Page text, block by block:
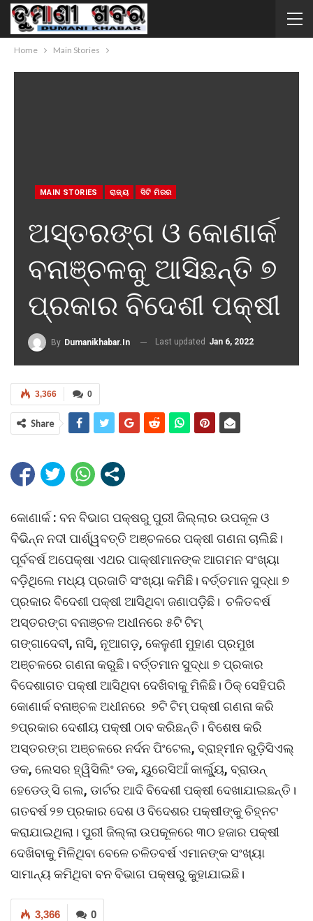
Home Main Stories
MAIN STORIES ରାଜ୍ୟ ସିଟି ମିରର
ଅସ୍ତରଙ୍ଗ ଓ କୋଣାର୍କ
ବନାଞ୍ଚଳକୁ ଆସିଛନ୍ତି ୭
ପ୍ରକାର ବିଦେଶୀ ପକ୍ଷୀ
By Dumanikhabar.in Last updated Jan 6, 2022
0
3,366
Share
କୋଣାର୍କ : ବନ ବିଭାଗ ପକ୍ଷରୁ ପୁରୀ ଜିଲ୍ଲାର ଉପକୂଳ ଓ
ବିଭିନ୍ନ ନଦୀ ପାର୍ଶ୍ୱବତ୍ତି ଅଞ୍ଚଳରେ ପକ୍ଷୀ ଗଣନା ଚାଲିଛି।
ପୂର୍ବବର୍ଷ ଅପେକ୍ଷା ଏଥର ପାକ୍ଷୀମାନଙ୍କ ଆଗମନ ସଂଖ୍ୟା
ବଡ଼ିଥିଲେ ମଧ୍ୟ ପ୍ରଜାତି ସଂଖ୍ୟା କମିଛି। ବର୍ତ୍ତମାନ ସୁଦ୍ଧା ୭
ପ୍ରକାର ବିଦେଶୀ ପକ୍ଷୀ ଆସିଥିବା ଜଣାପଡ଼ିଛି। ଚଳିତବର୍ଷ
ଅସ୍ତରଙ୍ଗ ବନାଞ୍ଚଳ ଅଧୀନରେ ୫ଟି ଟିମ୍‌
ଗଙ୍ଗାଦେବୀ, ନାସି, ନୂଆଗଡ଼, କେଳୁଣୀ ମୁହାଣ ପ୍ରମୁଖ
ଅଞ୍ଚଳରେ ଗଣନା କରୁଛି। ବର୍ତ୍ତମାନ ସୁଦ୍ଧା ୭ ପ୍ରକାର
ବିଦେଶାଗତ ପକ୍ଷୀ ଆସିଥିବା ଦେଖିବାକୁ ମିଳିଛି। ଠିକ୍‌ ସେହିପରି
କୋଣାର୍କ ବନାଞ୍ଚଳ ଅଧୀନରେ ୭ଟି ଟିମ୍‌ ପକ୍ଷୀ ଗଣନା କରି
୭ପ୍ରକାର ଦେଶୀୟ ପକ୍ଷୀ ଠାବ କରିଛନ୍ତି। ବିଶେଷ କରି
ଅସ୍ତରଙ୍ଗ ଅଞ୍ଚଳରେ ନର୍ଦନ ପିଂଟେଲ, ବ୍ରାହ୍ମୀନ ରୁଡ଼ିସିଏଲ୍‌
ଡକ, ଲେସର ହ୍ୱିସିଲିଂ ଡକ, ୟୁରେସିଆଁ କାର୍ଲ୍ୟୁ, ବ୍ରାଉନ୍‌
ହେଡେଡ୍‌ ସି ଗଲ, ଡାର୍ଟର ଆଦି ବିଦେଶୀ ପକ୍ଷୀ ଦେଖାଯାଇଛନ୍ତି।
ଗତବର୍ଷ ୨୭ ପ୍ରକାର ଦେଶ ଓ ବିଦେଶର ପକ୍ଷୀଙ୍କୁ ଚିହ୍ନଟ
କରାଯାଇଥିଲା। ପୁରୀ ଜିଲ୍ଲା ଉପକୂଳରେ ୩୦ ହଜାର ପକ୍ଷୀ
ଦେଖିବାକୁ ମିଳିଥିବା ବେଳେ ଚଳିତବର୍ଷ ଏମାନଙ୍କ ସଂଖ୍ୟା
ସାମାନ୍ୟ କମିଥିବା ବନ ବିଭାଗ ପକ୍ଷରୁ କୁହାଯାଇଛି।
0
3,366